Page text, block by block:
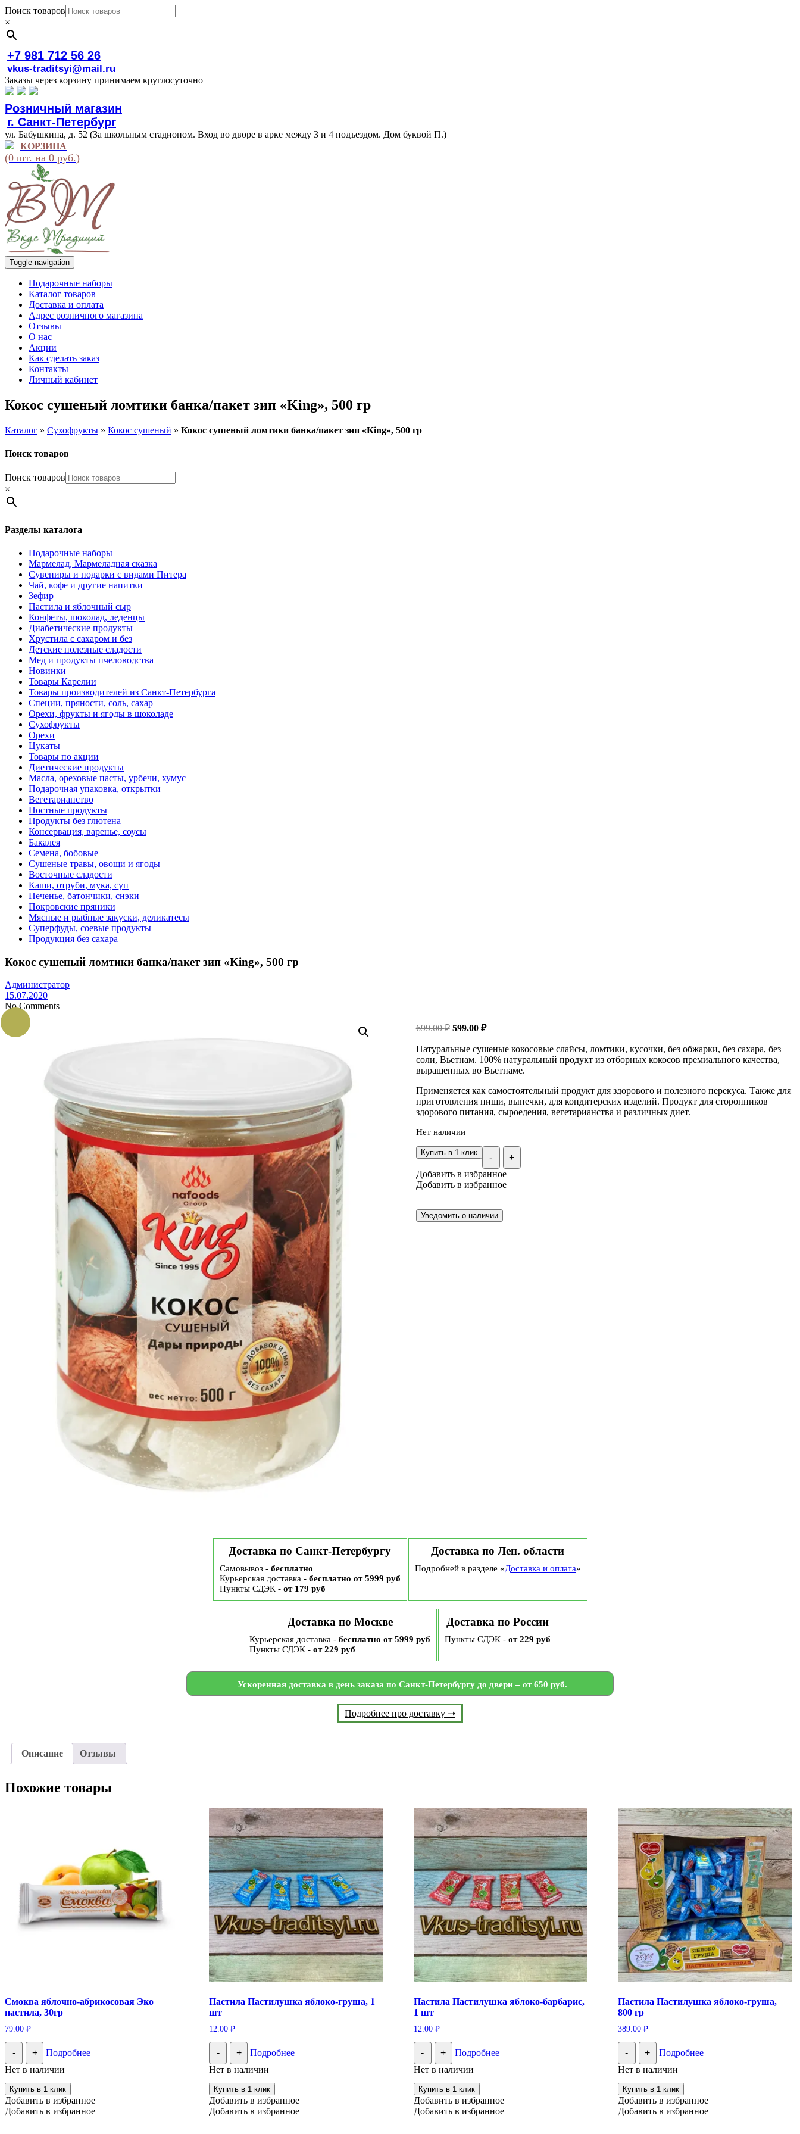
Поиск товаров
×
+7 981 712 56 26
vkus-traditsyi@mail.ru
Заказы через корзину принимаем круглосуточно
Розничный магазин
г. Санкт-Петербург
ул. Бабушкина, д. 52 (За школьным стадионом. Вход во дворе в арке между 3 и 4 подъездом. Дом буквой П.)
КОРЗИНА
(0 шт. на 0 руб.)
Toggle navigation
Подарочные наборы
Каталог товаров
Доставка и оплата
Адрес розничного магазина
Отзывы
О нас
Акции
Как сделать заказ
Контакты
Личный кабинет
Кокос сушеный ломтики банка/пакет зип «King», 500 гр
Каталог » Сухофрукты » Кокос сушеный » Кокос сушеный ломтики банка/пакет зип «King», 500 гр
Поиск товаров
Поиск товаров
×
Разделы каталога
Подарочные наборы
Мармелад, Мармеладная сказка
Сувениры и подарки с видами Питера
Чай, кофе и другие напитки
Зефир
Пастила и яблочный сыр
Конфеты, шоколад, леденцы
Диабетические продукты
Хрустила с сахаром и без
Детские полезные сладости
Мед и продукты пчеловодства
Новинки
Товары Карелии
Товары производителей из Санкт-Петербурга
Специи, пряности, соль, сахар
Орехи, фрукты и ягоды в шоколаде
Сухофрукты
Орехи
Цукаты
Товары по акции
Диетические продукты
Масла, ореховые пасты, урбечи, хумус
Подарочная упаковка, открытки
Вегетарианство
Постные продукты
Продукты без глютена
Консервация, варенье, соусы
Бакалея
Семена, бобовые
Сушеные травы, овощи и ягоды
Восточные сладости
Каши, отруби, мука, суп
Печенье, батончики, снэки
Покровские пряники
Мясные и рыбные закуски, деликатесы
Суперфуды, соевые продукты
Продукция без сахара
Кокос сушеный ломтики банка/пакет зип «King», 500 гр
Администратор
15.07.2020
No Comments
699.00₽ Первоначальная
составляла
699.00 ₽.
599.00 ₽Текущая
599.00 ₽.
Натуральные сушеные кокосовые слайсы, ломтики, кусочки, без обжарки, без сахара, без
соли, Вьетнам. 100% натуральный продукт из отборных кокосов премиального качества,
выращенных во Вьетнаме.
Применяется как самостоятельный продукт для здорового и полезного перекуса. Также для
приготовления пищи, выпечки, для кондитерских изделий. Продукт для сторонников
здорового питания, сыроедения, вегетарианства и различных диет.
Нет наличии
- +
Купить в 1 клик
Добавить в избранное
Добавить в избранное
Доставка по Санкт-Петербургу
Самовывоз - бесплатно
Курьерская доставка - бесплатно от 5999 руб
Пункты СДЭК - от 179 руб
Доставка по Лен. области
Подробней в разделе «Доставка и оплата»
Доставка по Москве
Курьерская доставка - бесплатно от 5999 руб
Пункты СДЭК - от 229 руб
Доставка по России
Пункты СДЭК - от 229 руб
Ускоренная доставка в день заказа по Санкт-Петербургу до двери – от 650 руб.
Подробнее про доставку ➝
Описание Отзывы
Похожие товары
Смоква яблочно-абрикосовая Эко
пастила, 30гр
79.00 ₽
- +
Подробнее
Нет в наличии
Купить в 1 клик
Добавить в избранное
Добавить в избранное
Пастила Пастилушка яблоко-груша, 1
шт
12.00₽
- +
Подробнее
Нет в наличии
Купить в 1 клик
Добавить в избранное
Добавить в избранное
Пастила Пастилушка яблоко-барбарис,
1 шт
12.00 ₽
- +
Подробнее
Нет в наличии
Купить в 1 клик
Добавить в избранное
Добавить в избранное
Пастила Пастилушка яблоко-груша,
800 гр
389.00 ₽
- +
Подробнее
Нет в наличии
Купить в 1 клик
Добавить в избранное
Добавить в избранное